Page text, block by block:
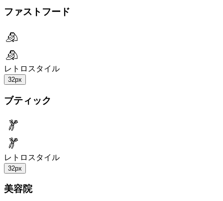
ファストフード
レトロスタイル
32px
ブティック
レトロスタイル
32px
美容院